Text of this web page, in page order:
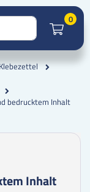
0
bedrucktem Inhalt
Inhalt